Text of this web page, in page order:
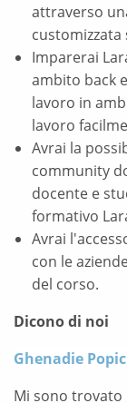
attraverso
customizzata
Imparerai
ambito back
lavoro in
lavoro
Avrai la
community
docente e
formativo
Avrai
con le
del corso.
Dicono di noi
Ghenadie Popic
Mi sono trovato